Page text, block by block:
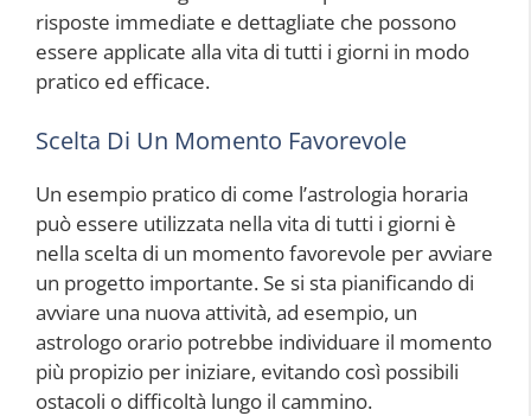
risposte immediate e dettagliate che possono
essere applicate alla vita di tutti i giorni in modo
pratico ed efficace.
Scelta Di Un Momento Favorevole
Un esempio pratico di come l’astrologia horaria
può essere utilizzata nella vita di tutti i giorni è
nella scelta di un momento favorevole per avviare
un progetto importante. Se si sta pianificando di
avviare una nuova attività, ad esempio, un
astrologo orario potrebbe individuare il momento
più propizio per iniziare, evitando così possibili
ostacoli o difficoltà lungo il cammino.